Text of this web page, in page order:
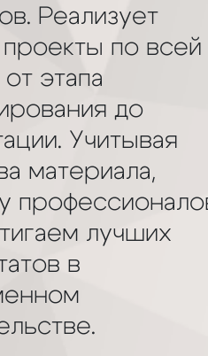
Реализует
по всей
этапа
до
Учитывая
материала,
лучших
в